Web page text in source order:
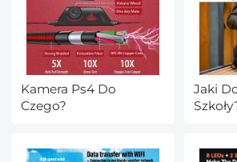
Kamera Ps4 Do
Czego?
Jaki